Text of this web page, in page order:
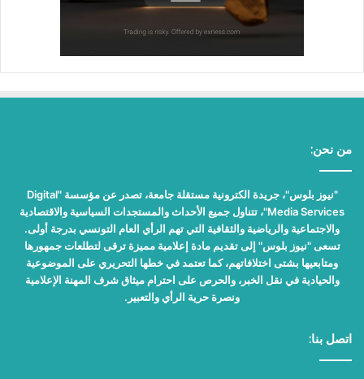
من نحن:
"نيوز بلوس"، جريدة الكترونية مستقلة جامعة، تصدر عن مؤسسة "Digital
Media Services"، تتناول جميع الأحداث والمستجدات السياسية والاقتصادية
والاجتماعية والرياضية والثقافية التي تهم الرأي العام التونسي بدرجة أولى.
تسعى "نيوز بلوس" إلى تقديم مادة إعلامية مميزة ترقى لتطلعات جمهورها
ومتابعيها بشتى اختلافاتهم، كما تعتمد في خطها التحريري على الموضوعية
والحيادية في نقل الخبر، والحرص على احترام ميثاق شرف المهنة الإعلامية
ونصرة حرية الرأي والتعبير.
اتصل بنا: